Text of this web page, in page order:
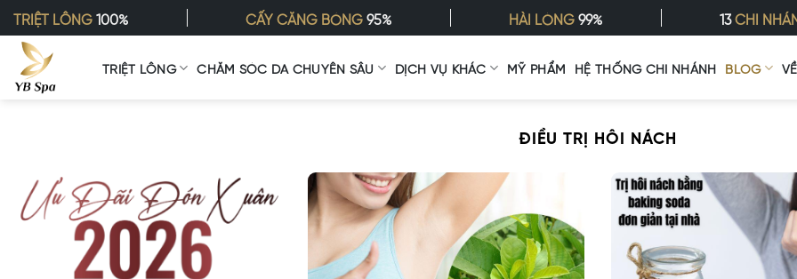
dung
TRIỆT LÔNG 100% CẤY CĂNG BÓNG 95% HÀI LÒNG99% 13CHI
TRIỆT LÔNG CHĂM SÓC DA CHUYÊN SÂU DỊCH VỤ KHÁC MỸ PHẨM HỆ THỐNG CHI NHÁNH BLOG
ĐIỀU TRỊ HÔI NÁCH